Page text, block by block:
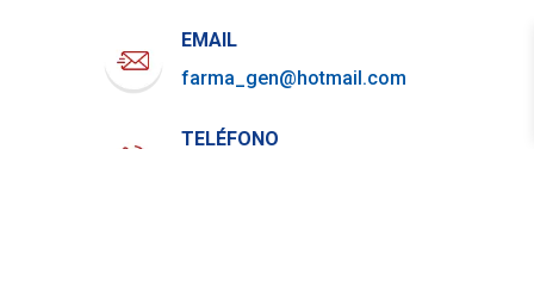
EMAIL
farma_gen@hotmail.com
TELÉFONO